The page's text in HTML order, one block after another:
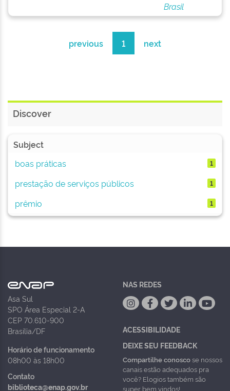
Brasil
previous 1 next
Discover
Subject
boas práticas
1
prestação de serviços públicos 1
prêmio 1
Asa Sul
SPO Área Especial 2-A
CEP 70.610-900
Brasília/DF
Horário de funcionamento
08h00 às 18h00
Contato
biblioteca@enap.gov.br
NAS REDES
ACESSIBILIDADE
DEIXE SEU FEEDBACK
Compartilhe conoscose nossos
canais estão adequados pra
você? Elogios também são
super bem vindos!